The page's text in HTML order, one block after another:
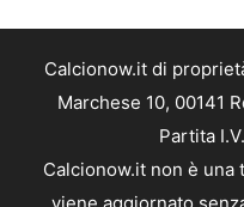
Calcionow.it di
Marchese 10, 00141
Partita
Calcionow.it non è una